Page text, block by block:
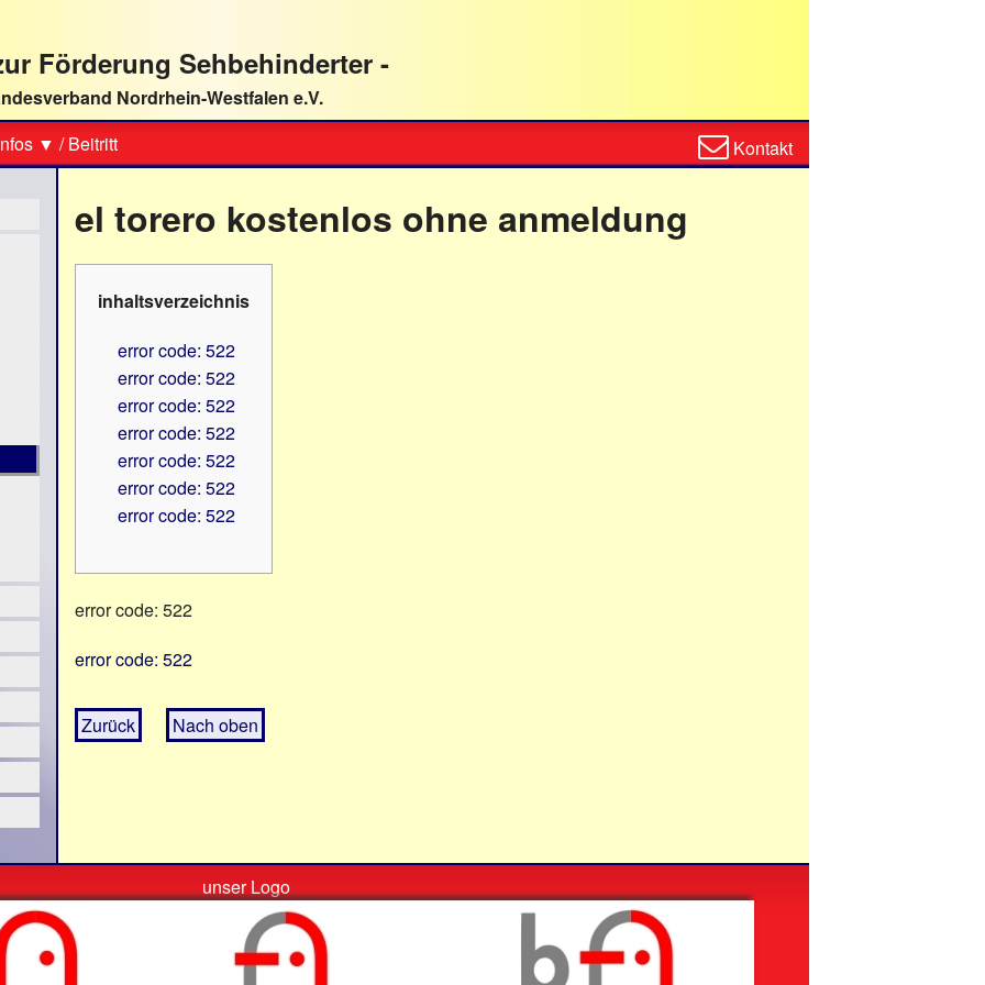
Förderung Sehbehinderter -
Nordrhein-Westfalen e.V.
▼ /Beitritt
Kontaktformular
Kontakt
el torero kostenlos ohne anmeldung
inhaltsverzeichnis
error code: 522
error code: 522
error code: 522
error code: 522
error code: 522
error code: 522
error code: 522
error code: 522
error code: 522
Zurück Nach oben
unser Logo